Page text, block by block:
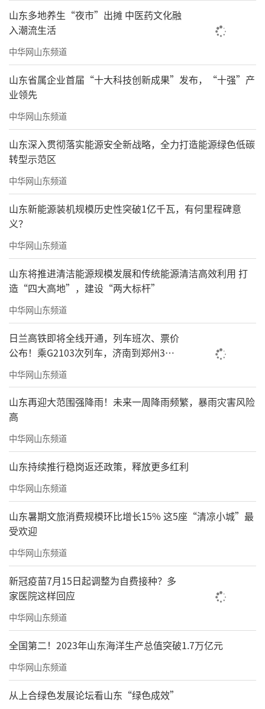
山东多地养生“夜市”出摊 中医药文化融
入潮流生活
中华网山东频道
山东省属企业首届“十大科技创新成果”发布，“十强”产
业领先
中华网山东频道
山东深入贯彻落实能源安全新战略，全力打造能源绿色低碳
转型示范区
中华网山东频道
山东新能源装机规模历史性突破1亿千瓦，有何里程碑意
义？
中华网山东频道
山东将推进清洁能源规模发展和传统能源清洁高效利用 打
造“四大高地”，建设“两大标杆”
中华网山东频道
日兰高铁即将全线开通，列车班次、票价
公布！乘G2103次列车，济南到郑州3小
时到达
中华网山东频道
山东再迎大范围强降雨！未来一周降雨频繁，暴雨灾害风险
高
中华网山东频道
山东持续推行稳岗返还政策，释放更多红利
中华网山东频道
山东暑期文旅消费规模环比增长15% 这5座“清凉小城”最
受欢迎
中华网山东频道
新冠疫苗7月15日起调整为自费接种？多
家医院这样回应
中华网山东频道
全国第二！2023年山东海洋生产总值突破1.7万亿元
中华网山东频道
从上合绿色发展论坛看山东“绿色成效”